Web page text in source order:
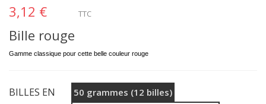
3,12 €
TTC
Bille rouge
Gamme classique pour cette belle couleur rouge
BILLES EN
50 grammes (12 billes)